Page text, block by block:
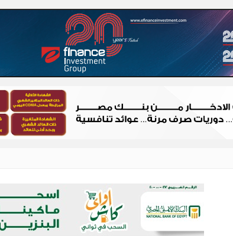
– شباب الصعيد